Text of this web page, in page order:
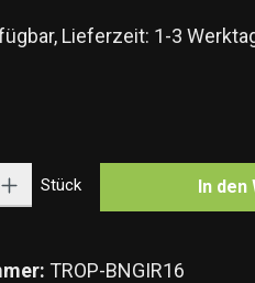
Lieferzeit: 1-3
Stück In den
TROP-BNGIR16